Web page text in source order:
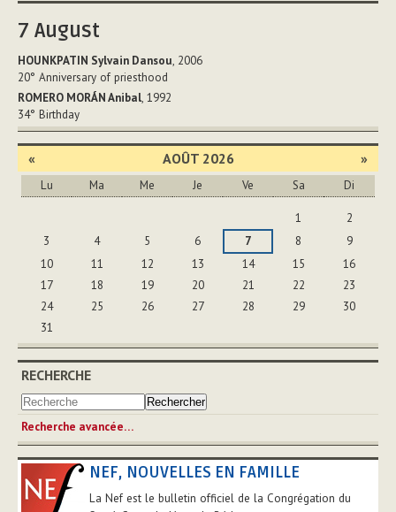
document
7 August
HOUNKPATIN Sylvain Dansou, 2006
20° Anniversary of priesthood
ROMERO MORÁN Anibal, 1992
34° Birthday
« AOÛT 2026 »
Lu Ma Me Je Ve Sa Di
1
2
3
4 5 6 7 8
9
10
11 12 13 14 15
16
17
18 19 20 21 22
23
24
25 26 27 28 29
30
31
RECHERCHE
Recherche avancée…
NEF, NOUVELLES EN FAMILLE
La Nef est le bulletin officiel de la Congrégation du